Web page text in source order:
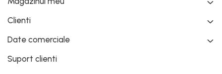
Clienti
Date comerciale
Suport clienti